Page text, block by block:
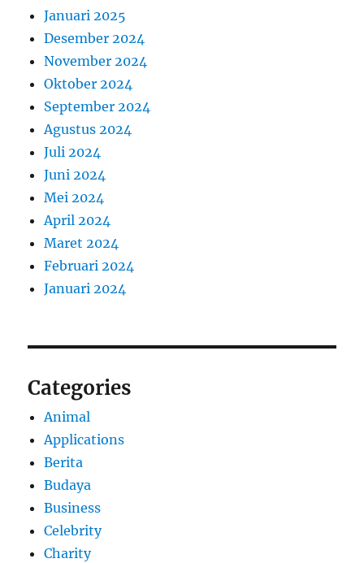
Januari 2025
Desember 2024
November 2024
Oktober 2024
September 2024
Agustus 2024
Juli 2024
Juni 2024
Mei 2024
April 2024
Maret 2024
Februari 2024
Januari 2024
Categories
Animal
Applications
Berita
Budaya
Business
Celebrity
Charity